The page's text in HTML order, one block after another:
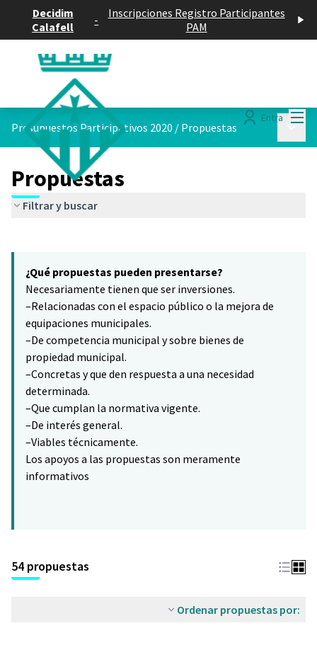
Decidim
Calafell
-
Inscripciones Registro Participantes
PAM
Entra
Presupuestos Participativos 2020 / Propuestas
Propuestas
Filtrar y buscar
−
¿Qué propuestas pueden presentarse?
Necesariamente tienen que ser inversiones.
–Relacionadas con el espacio público o la mejora de
equipaciones municipales.
–De competencia municipal y sobre bienes de
propiedad municipal.
–Concretas y que den respuesta a una necesidad
determinada.
–Que cumplan la normativa vigente.
–De interés general.
–Viables técnicamente.
Los apoyos a las propuestas son meramente
informativos
54 propuestas
Ordenar propuestas por: